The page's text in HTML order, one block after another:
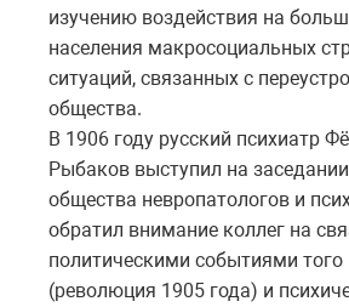
изучению воздействия на
населения макросоциальных
ситуаций, связанных с
общества.
В 1906 году русский психиатр
Рыбаков выступил на
общества невропатологов и
обратил внимание коллег на
политическими событиями того
(революция 1905 года) и